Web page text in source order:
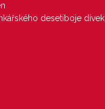
desetiboje dívek